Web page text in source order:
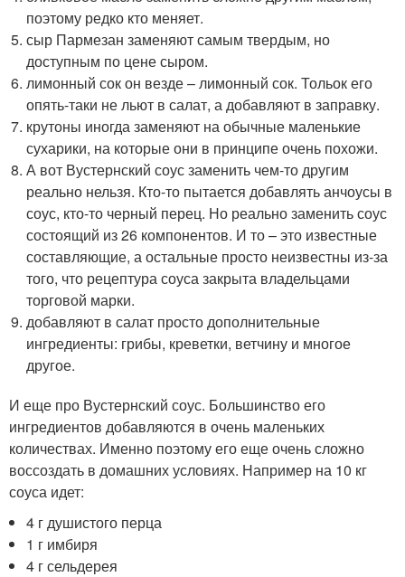
поэтому редко кто меняет.
сыр Пармезан заменяют самым твердым, но
доступным по цене сыром.
лимонный сок он везде – лимонный сок. Тольок его
опять-таки не льют в салат, а добавляют в заправку.
крутоны иногда заменяют на обычные маленькие
сухарики, на которые они в принципе очень похожи.
А вот Вустернский соус заменить чем-то другим
реально нельзя. Кто-то пытается добавлять анчоусы в
соус, кто-то черный перец. Но реально заменить соус
состоящий из 26 компонентов. И то – это известные
составляющие, а остальные просто неизвестны из-за
того, что рецептура соуса закрыта владельцами
торговой марки.
добавляют в салат просто дополнительные
ингредиенты: грибы, креветки, ветчину и многое
другое.
И еще про Вустернский соус. Большинство его
ингредиентов добавляются в очень маленьких
количествах. Именно поэтому его еще очень сложно
воссоздать в домашних условиях. Например на 10 кг
соуса идет:
4 г душистого перца
1 г имбиря
4 г сельдерея